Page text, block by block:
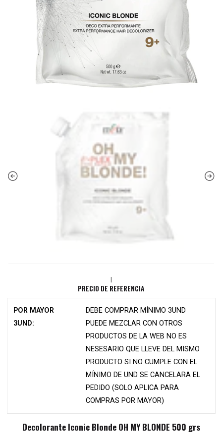
|
PRECIO DE REFERENCIA
POR MAYOR
3UND:
DEBE COMPRAR MÍNIMO 3UND
PUEDE MEZCLAR CON OTROS
PRODUCTOS DE LA WEB NO ES
NESESARIO QUE LLEVE DEL MISMO
PRODUCTO SI NO CUMPLE CON EL
MÍNIMO DE UND SE CANCELARA EL
PEDIDO (SOLO APLICA PARA
COMPRAS POR MAYOR)
Decolorante Iconic Blonde OH MY BLONDE 500 grs